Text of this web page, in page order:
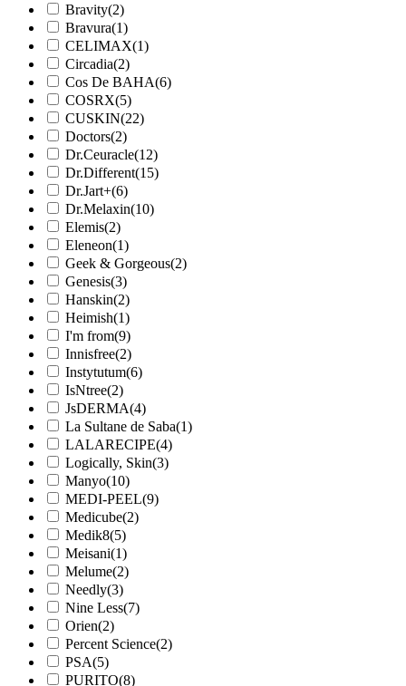
Bravity(2)
Bravura(1)
CELIMAX(1)
Circadia(2)
Cos De BAHA(6)
COSRX(5)
CUSKIN(22)
Doctors(2)
Dr.Ceuracle(12)
Dr.Different(15)
Dr.Jart+(6)
Dr.Melaxin(10)
Elemis(2)
Eleneon(1)
Geek & Gorgeous(2)
Genesis(3)
Hanskin(2)
Heimish(1)
I'm from(9)
Innisfree(2)
Instytutum(6)
IsNtree(2)
JsDERMA(4)
La Sultane de Saba(1)
LALARECIPE(4)
Logically, Skin(3)
Manyo(10)
MEDI-PEEL(9)
Medicube(2)
Medik8(5)
Meisani(1)
Melume(2)
Needly(3)
Nine Less(7)
Orien(2)
Percent Science(2)
PSA(5)
PURITO(8)